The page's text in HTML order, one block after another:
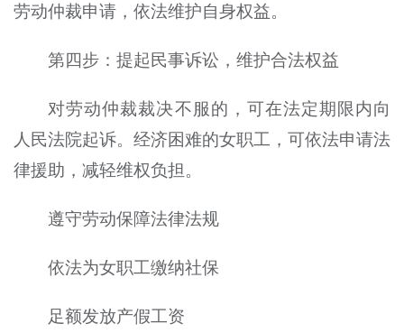
劳动仲裁申请，依法维护自身权益。
第四步：提起民事诉讼，维护合法权益
对劳动仲裁裁决不服的，可在法定期限内向
人民法院起诉。经济困难的女职工，可依法申请法
律援助，减轻维权负担。
遵守劳动保障法律法规
依法为女职工缴纳社保
足额发放产假工资